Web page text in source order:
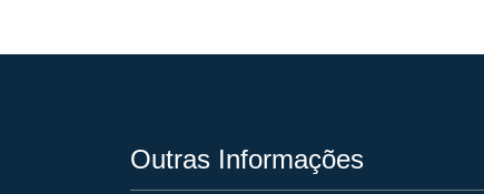
Outras Informações